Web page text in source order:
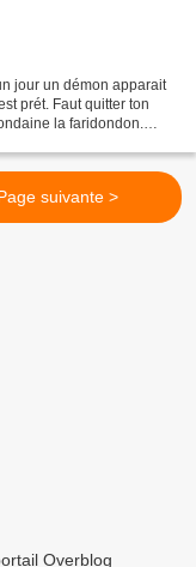
jour un démon apparait
prét. Faut quitter ton
la faridondon.
suivante >
Overblog